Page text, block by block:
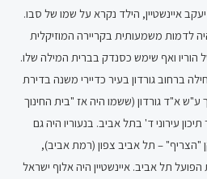
איינשטיין, הילד נקרא על שמו של סבו.
לדמות משמעותית בקריירה המוזיקלית
הוריו ואף שימש כסנדק בברית המילה שלו.
ברחוב גורדון בעיר כדיירי משנה בדירת
ע"ש א"ד גורדון (ששמו היה אז "בית החינוך
עירוני ד' בתל אביב. בנעוריו היה גם
"הצריף" – תל אביב צפון (רמת אביב),
תל אביב. איינשטיין היה אלוף ישראל